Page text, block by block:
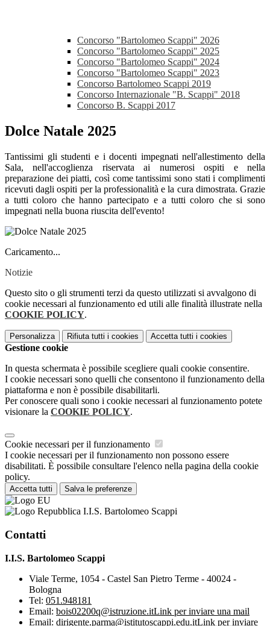
Concorso "Bartolomeo Scappi" 2026
Concorso "Bartolomeo Scappi" 2025
Concorso "Bartolomeo Scappi" 2024
Concorso "Bartolomeo Scappi" 2023
Concorso Bartolomeo Scappi 2019
Concorso Internazionale "B. Scappi" 2018
Concorso B. Scappi 2017
Dolce Natale 2025
Tantissimi gli studenti e i docenti impegnati nell'allestimento della
Sala, nell'accoglienza riservata ai numerosi ospiti e nella
preparazione dei piatti, così come tantissimi sono stati i complimenti
ricevuti dagli ospiti per la professionalità e la cura dimostrata. Grazie
a tutti coloro che hanno partecipato e a tutti coloro che si sono
impegnati nella buona riuscita dell'evento!
Caricamento...
Notizie
Questo sito o gli strumenti terzi da questo utilizzati si avvalgono di
cookie necessari al funzionamento ed utili alle finalità illustrate nella
COOKIE POLICY.
Personalizza Rifiuta tutti i cookies Accetta tutti i cookies
Gestione cookie
In questa schermata è possibile scegliere quali cookie consentire.
I cookie necessari sono quelli che consentono il funzionamento della
piattaforma e non è possibile disabilitarli.
Per conoscere quali sono i cookie necessari al funzionamento potete
visionare la COOKIE POLICY.
Cookie necessari per il funzionamento
I cookie necessari per il funzionamento non possono essere
disabilitati. È possibile consultare l'elenco nella pagina della cookie
policy.
Accetta tutti Salva le preferenze
I.I.S. Bartolomeo Scappi
Contatti
I.I.S. Bartolomeo Scappi
Viale Terme, 1054 - Castel San Pietro Terme - 40024 -
Bologna
Tel: 051.948181
Email: bois02200q@istruzione.itLink per inviare una mail
Email: dirigente.parma@istitutoscappi.edu.itLink per inviare